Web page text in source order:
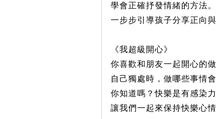
學會正確抒發情緒的方法
一步步引導孩子分享正向
《我超級開心》
你喜歡和朋友一起開心的
自己獨處時，做哪些事情
你知道嗎？快樂是有感染力
讓我們一起來保持快樂心情